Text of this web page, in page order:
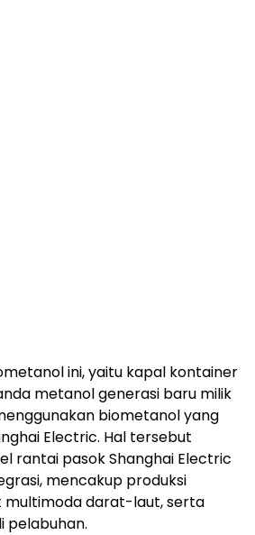
ini, yaitu kapal kontainer
metanol generasi baru milik
biometanol yang
Electric. Hal tersebut
rantai pasok Shanghai Electric
mencakup produksi
multimoda darat-laut, serta
pelabuhan.